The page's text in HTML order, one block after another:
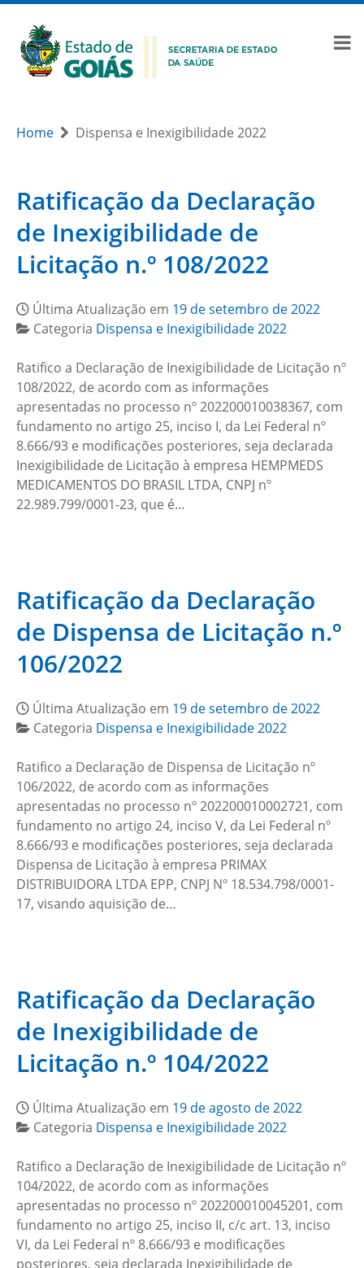
Home Dispensa e Inexigibilidade 2022
Ratificação da Declaração
de Inexigibilidade de
Licitação n.º 108/2022
Última Atualização em 19 de setembro de 2022
Categoria Dispensa e Inexigibilidade 2022
Ratifico a Declaração de Inexigibilidade de Licitação nº
108/2022, de acordo com as informações
apresentadas no processo nº 202200010038367, com
fundamento no artigo 25, inciso I, da Lei Federal nº
8.666/93 e modificações posteriores, seja declarada
Inexigibilidade de Licitação à empresa HEMPMEDS
MEDICAMENTOS DO BRASIL LTDA, CNPJ nº
22.989.799/0001-23, que é…
Ratificação da Declaração
de Dispensa de Licitação n.º
106/2022
Última Atualização em 19 de setembro de 2022
Categoria Dispensa e Inexigibilidade 2022
Ratifico a Declaração de Dispensa de Licitação nº
106/2022, de acordo com as informações
apresentadas no processo nº 202200010002721, com
fundamento no artigo 24, inciso V, da Lei Federal nº
8.666/93 e modificações posteriores, seja declarada
Dispensa de Licitação à empresa PRIMAX
DISTRIBUIDORA LTDA EPP, CNPJ Nº 18.534.798/0001-
17, visando aquisição de…
Ratificação da Declaração
de Inexigibilidade de
Licitação n.º 104/2022
Última Atualização em 19 de agosto de 2022
Categoria Dispensa e Inexigibilidade 2022
Ratifico a Declaração de Inexigibilidade de Licitação nº
104/2022, de acordo com as informações
apresentadas no processo nº 202200010045201, com
fundamento no artigo 25, inciso II, c/c art. 13, inciso
VI, da Lei Federal nº 8.666/93 e modificações
posteriores, seja declarada Inexigibilidade de